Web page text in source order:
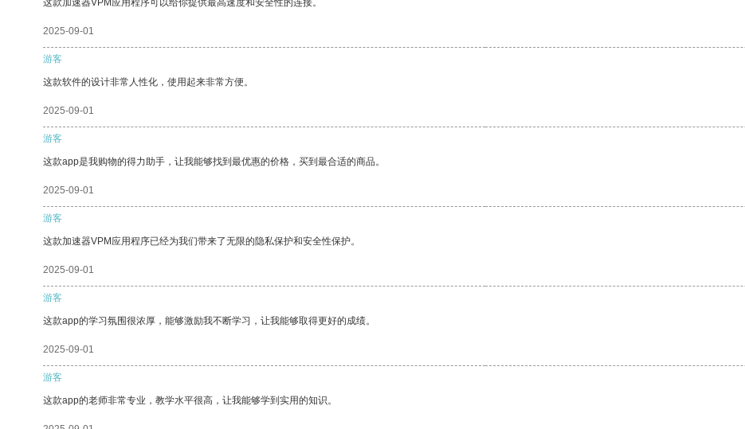
这款加速器VPM应用程序可以给你提供最高速度和安全性的连接。
2025-09-01
游客
这款软件的设计非常人性化，使用起来非常方便。
2025-09-01
游客
这款app是我购物的得力助手，让我能够找到最优惠的价格，买到最合适的商品。
2025-09-01
游客
这款加速器VPM应用程序已经为我们带来了无限的隐私保护和安全性保护。
2025-09-01
游客
这款app的学习氛围很浓厚，能够激励我不断学习，让我能够取得更好的成绩。
2025-09-01
游客
这款app的老师非常专业，教学水平很高，让我能够学到实用的知识。